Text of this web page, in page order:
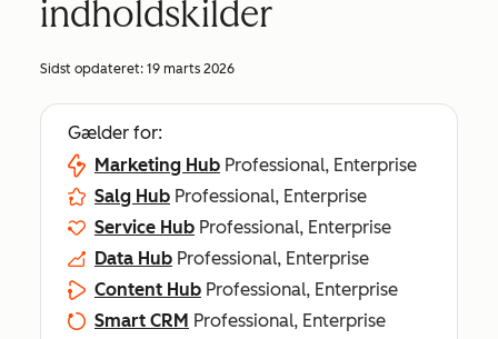
indholdskilder
Sidst opdateret: 19 marts 2026
Gælder for:
Marketing Hub Professional, Enterprise
Salg Hub Professional, Enterprise
Service Hub Professional, Enterprise
Data Hub Professional, Enterprise
Content Hub Professional, Enterprise
Smart CRM Professional, Enterprise